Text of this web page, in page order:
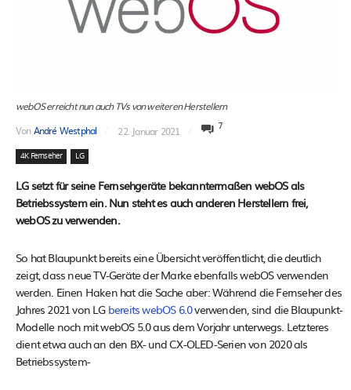
webOS erreicht nun auch TVs von weiteren Herstellern
VonAndré Westphal 22. Januar 2021 7
4K Fernseher LG
LG setzt für seine Fernsehgeräte bekanntermaßen webOS als
Betriebssystem ein. Nun steht es auch anderen Herstellern frei,
webOS zu verwenden.
So hat Blaupunkt bereits eine Übersicht veröffentlicht, die deutlich
zeigt, dass neue TV-Geräte der Marke ebenfalls webOS verwenden
werden. Einen Haken hat die Sache aber: Während die Fernseher des
Jahres 2021 von LG bereits webOS 6.0verwenden, sind die Blaupunkt-
Modelle noch mit webOS 5.0 aus dem Vorjahr unterwegs. Letzteres
dient etwa auch an den BX- und CX-OLED-Serien von 2020 als
Betriebssystem-